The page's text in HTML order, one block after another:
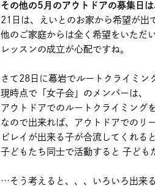
その他の5月のアウトドアの募集日
21日は、えいとのお家から希望が出
他のご家庭からは全く希望をいただ
レッスンの成立が心配ですね。
さて28日に幕岩でルートクライミン
現時点で「女子会」のメンバーは、
アウトドアでのルートクライミング
なので出来れば、アウトドアでのリ
ビレイが出来る子が合流してくれる
子どもたち同士で活動すると 子ど
…そう考えると、、、いろいろ出来